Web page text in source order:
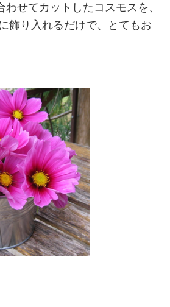
せてカットしたコスモスを、
飾り入れるだけで、とてもお